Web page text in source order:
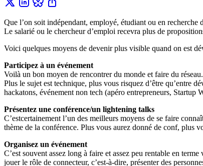
Que l’on soit indépendant, employé, étudiant ou en
Le salarié ou le chercheur d’emploi recevra plus de
Voici quelques moyens de devenir plus visible quand on est
Participez à un événement
Voilà un bon moyen de rencontrer du monde et faire du
Plus le sujet est technique, plus vous risquez d’être
hackatons, événement non tech (apéro entrepreneurs,
Présentez une conférence/un lightening talks
C’estcertainement l’un des meilleurs moyens de se faire
thème de la conférence. Plus vous aurez donné de conf, plus
Organisez un événement
C’est souvent assez long à faire et assez peu rentable en
jouer le rôle de connecteur, c’est-à-dire, présenter des